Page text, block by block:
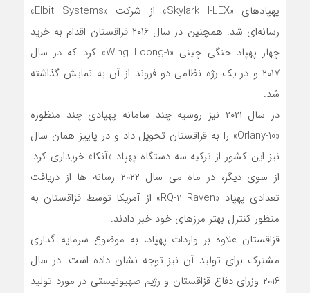
پهپادهای «Skylark I-LEX» از شرکت «Elbit Systems»
رسانه‌ای شد. همچنین در سال ۲۰۱۶ قزاقستان اقدام به خرید
چهار پهپاد جنگی چینی «Wing Loong-1» کرد که در سال
۲۰۱۷ و در یک رژه نظامی دو فروند از آن به نمایش گذاشته
شد.
در سال ۲۰۲۱ نیز روسیه چند سامانه پهپادی چند منظوره
«Orlany-10» را به قزاقستان تحویل داد و در پاییز همان سال
نیز این کشور از ترکیه سه دستگاه پهپاد «آنکا» خریداری کرد.
از سوی دیگر، در ماه می سال ۲۰۲۲ رسانه ها از دریافت
تعدادی پهپاد «RQ-11 Raven» از آمریکا توسط قزاقستان به
منظور کنترل بهتر مرزهای خود خبر دادند.
قزاقستان علاوه بر واردات پهپاد، به موضوع سرمایه گذاری
مشترک برای تولید آن نیز توجه نشان داده است. در سال
۲۰۱۶ وزرای دفاع قزاقستان و رژیم صهیونیستی در مورد تولید